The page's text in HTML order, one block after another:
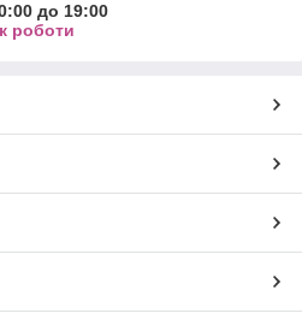
до 19:00
роботи